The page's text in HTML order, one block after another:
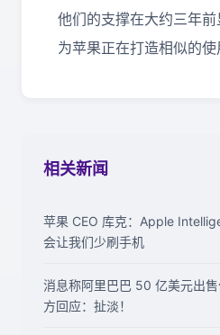
他们的支撑在大约三年
为苹果正在打造相似的使
相关新闻
苹果 CEO 库克：Apple
会让我们少刷手机
消息称阿里巴巴 50 亿美元出
方回应：扯淡！